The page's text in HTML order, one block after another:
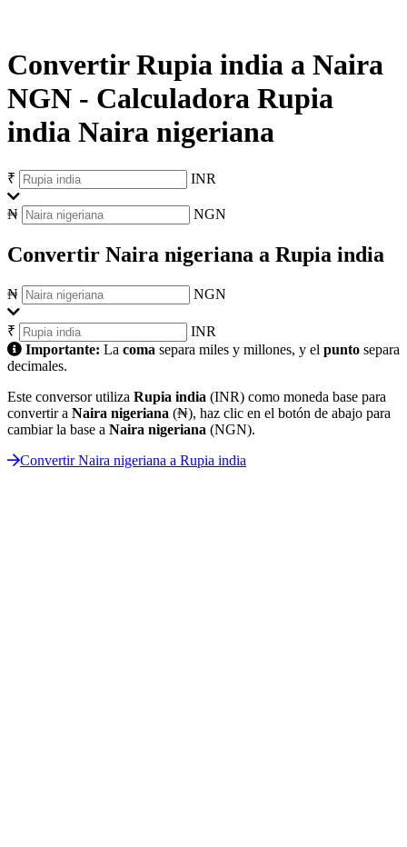
Convertir Rupia india a Naira
NGN - Calculadora Rupia
india Naira nigeriana
₹ INR
₦ NGN
Convertir Naira nigeriana a Rupia india
₦ NGN
₹
INR
Importante: La coma separa miles y millones, y el punto separa
decimales.
Este conversor utiliza Rupia india (INR) como moneda base para
convertir a Naira nigeriana (₦), haz clic en el botón de abajo para
cambiar la base a Naira nigeriana (NGN).
Convertir Naira nigeriana a Rupia india